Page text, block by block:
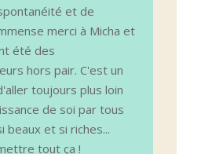
et de
merci à Micha et
été des
hors pair. C'est un
toujours plus loin
de soi par tous
beaux et si riches...
tout ça !